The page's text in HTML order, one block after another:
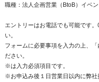
職種：法人企画営業（BtoB）イベ
エントリーはお電話でも可能です
い。
フォームに必要事項を入力の上、
ださい。
※は入力必須項目です。
※お申込み後１日営業日以内に弊